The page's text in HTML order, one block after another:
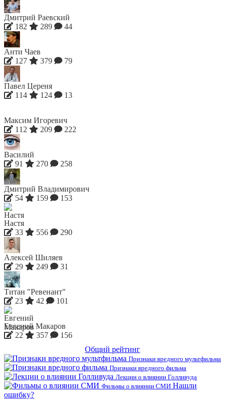
Дмитрий Раевский
182
289 44
Анти Чаев
127
379 79
Павел Цереня
114
124 13
Максим Игоревич
112
209 222
Василий
91
270 258
Дмитрий Владимирович
54
159 153
Настя
33
556 290
Алексей Шиляев
29
249 31
Титан "Ревенант"
23
42 101
Евгений Макаров
22
357
156
Общий рейтинг
Признаки вредного мультфильма
Признаки вредного фильма
Лекции о влиянии Голливуда
Фильмы о влиянии СМИ Нашли
ошибку?